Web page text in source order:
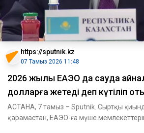
https://sputnik.kz
07 Тамыз 2026 11:48
2026 жылы ЕАЭО да сауда
долларға жетеді деп күтіліп
АСТАНА, 7 тамыз – Sputnik. Сыртқы
қарамастан, ЕАЭО-ға мүше